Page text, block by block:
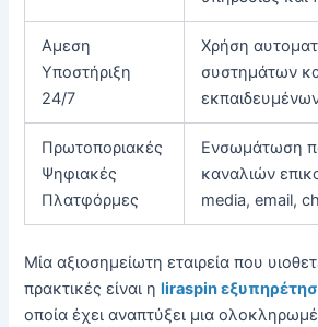
Αμεση
Υποστήριξη
24/7
Χρήση
συστημάτων
Πρωτοποριακές
Ψηφιακές
Πλατφόρμες
Ενσωμάτωση
καναλιών
media, email,
Μία αξιοσημείωτη εταιρεία που
πρακτικές είναι ηliraspin
οποία έχει αναπτύξει μια